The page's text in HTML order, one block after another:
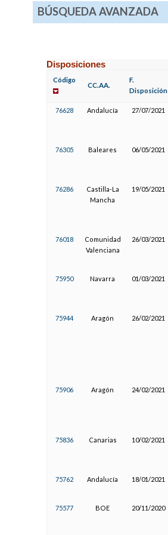
BÚSQUEDA AVANZADA
Disposiciones
Código
CC.AA.
F.
Disposición
76628 Andalucía 27/07/2021
76305 Baleares 06/05/2021
76286
Castilla-La
Mancha
19/05/2021
76018
Comunidad
Valenciana
26/03/2021
75950 Navarra 01/03/2021
75944 Aragón 26/02/2021
75906 Aragón 24/02/2021
75836 Canarias 10/02/2021
75762 Andalucía 18/01/2021
75577 BOE 20/11/2020